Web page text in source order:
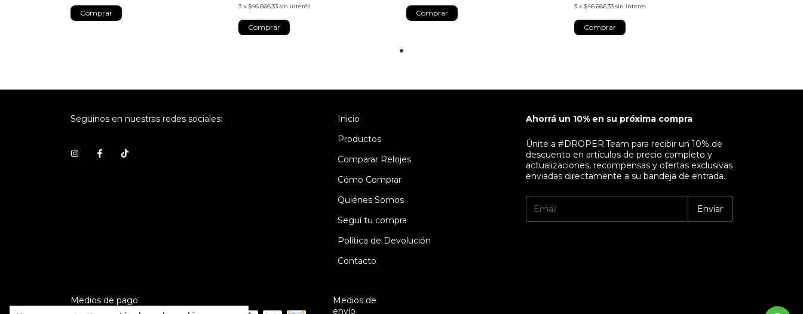
3 x $46.666,33 sin interés
Comprar
3 x $46.666,33 sin interés
Comprar
Seguinos en nuestras redes sociales:
Inicio
Productos
Comparar Relojes
Cómo Comprar
Quiénes Somos
Seguí tu compra
Política de Devolución
Contacto
Ahorrá un 10% en su próxima compra
Únite a #DROPER.Team para recibir un 10% de
descuento en artículos de precio completo y
actualizaciones, recompensas y ofertas exclusivas
enviadas directamente a su bandeja de entrada.
Medios de pago
Medios de
envío